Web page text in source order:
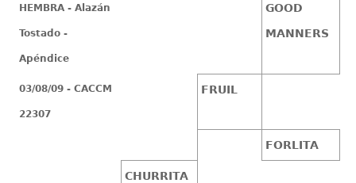
HEMBRA - Alazán
Tostado -
Apéndice
GOOD
MANNERS
03/08/09 - CACCM
22307
FRUIL
FORLITA
CHURRITA